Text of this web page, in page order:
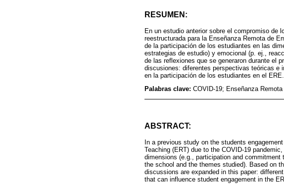
RESUMEN:
En un estudio anterior sobre el compromiso de
reestructurada para la Enseñanza Remota de
de la participación de los estudiantes en las
estrategias de estudio) y emocional (p. ej.,
de las reflexiones que se generaron durante el
discusiones: diferentes perspectivas teóricas e
en la participación de los estudiantes en el ERE.
Palabras clave: COVID-19; Enseñanza
ABSTRACT:
In a previous study on the students
Teaching (ERT) due to the COVID-19
dimensions (e.g., participation and
the school and the themes studied). Based on
discussions are expanded in this paper:
that can influence student engagement in the